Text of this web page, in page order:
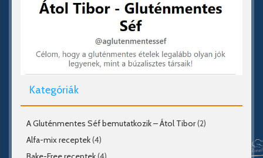
Kategóriák
A Gluténmentes Séf bemutatkozik – Átol Tibor(2)
Alfa-mix receptek(4)